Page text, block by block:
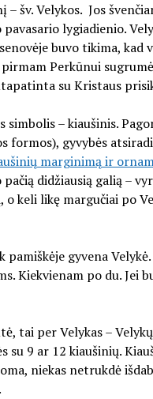
– šv. Velykos. Jos
lygiadienio.
buvo tikima, kad
Perkūnui
su Kristaus
simbolis – kiaušinis.
formos), gyvybės
marginimą ir
didžiausią galią –
o keli likę margučiai po
gyvena
Kiekvienam po du. Jei
tai per Velykas –
9 ar 12 kiaušinių.
niekas netrukdė